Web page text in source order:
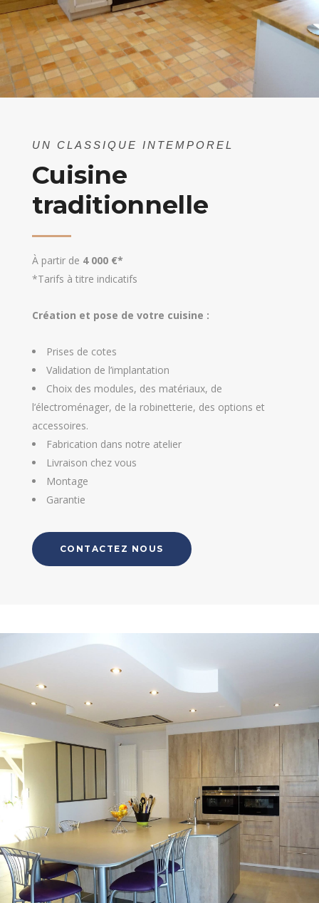
UN CLASSIQUE INTEMPOREL
Cuisine
traditionnelle
À partir de 4 000 €*
*Tarifs à titre indicatifs
Création et pose de votre cuisine :
Prises de cotes
Validation de l’implantation
Choix des modules, des matériaux, de
l’électroménager, de la robinetterie, des options et
accessoires.
Fabrication dans notre atelier
Livraison chez vous
Montage
Garantie
CONTACTEZ NOUS